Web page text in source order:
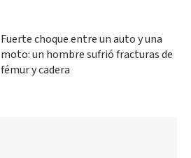
Fuerte choque entre un auto y una
moto: un hombre sufrió fracturas de
fémur y cadera